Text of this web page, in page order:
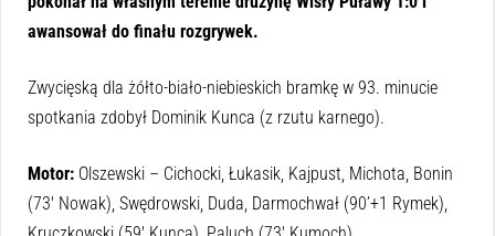
awansował do finału rozgrywek.
Zwycięską dla żółto-biało-niebieskich bramkę w 93. minucie
spotkania zdobył Dominik Kunca (z rzutu karnego).
Motor: Olszewski – Cichocki, Łukasik, Kajpust, Michota, Bonin
(73′ Nowak), Swędrowski, Duda, Darmochwał (90’+1 Rymek),